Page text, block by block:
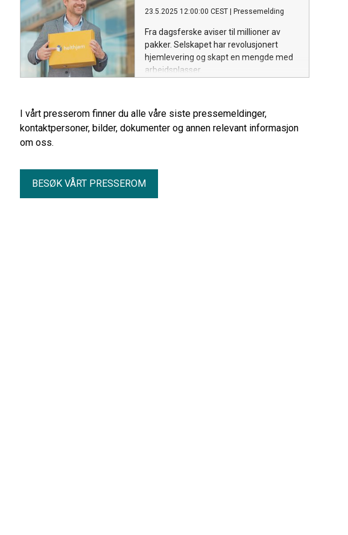
23.5.2025 12:00:00 CEST Pressemelding
Fra dagsferske aviser til millioner av
pakker. Selskapet har revolusjonert
hjemlevering og skapt en mengde med
arbeidsplasser.
I vårt presserom finner du alle våre siste pressemeldinger,
kontaktpersoner, bilder, dokumenter og annen relevant informasjon
om oss.
BESØK VÅRT PRESSEROM